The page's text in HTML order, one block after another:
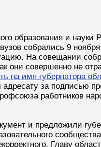
образования и науки
собрались 9
На совещании
они совершенно не
на имя губернатора
за подписью
работников
и предложили
Главу